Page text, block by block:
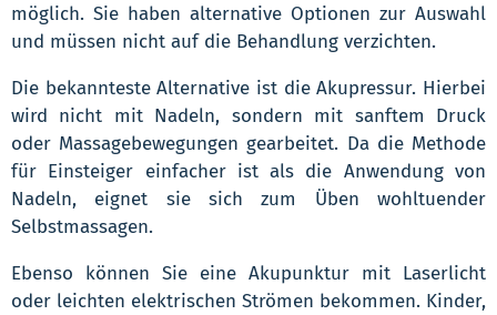
möglich. Sie haben alternative Optionen zur Auswahl
und müssen nicht auf die Behandlung verzichten.
Die bekannteste Alternative ist die Akupressur. Hierbei
wird nicht mit Nadeln, sondern mit sanftem Druck
oder Massagebewegungen gearbeitet. Da die Methode
für Einsteiger einfacher ist als die Anwendung von
Nadeln, eignet sie sich zum Üben wohltuender
Selbstmassagen.
Ebenso können Sie eine Akupunktur mit Laserlicht
oder leichten elektrischen Strömen bekommen. Kinder,